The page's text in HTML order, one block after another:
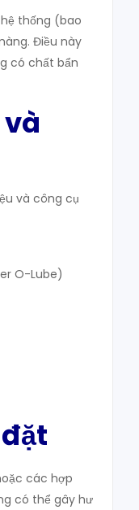
thống (bao
Điều này
có chất bẩn
và công cụ
O-Lube)
các hợp
có thể gây hư